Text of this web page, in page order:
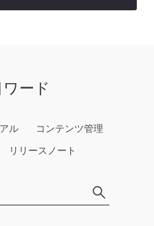
ード
ル
コンテンツ管理
リリースノート